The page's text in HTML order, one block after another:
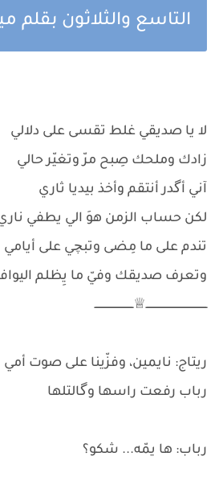
التاسع والثلاثون بقلم
لا يا صديقي غلط تقسى على دلالي
زادك وملحك صِبح مرّ وتغيّر حالي
آني أگدر أنتقم وأخذ بيديا ثاري
لكن حساب الزمن هوَ الي يطفي
تندم على ما مِضى وتبچي على أيامي
وتعرف صديقك وفيّ ما يِظلم
ــــــــــــــــــــــــــــــــــــــ♕ــــــــــــــــــــــــ
ريتاج: نايمين، وفزّينا على صوت
رباب رفعت راسها وگالتلها
رباب: ها يمّه... شكو؟